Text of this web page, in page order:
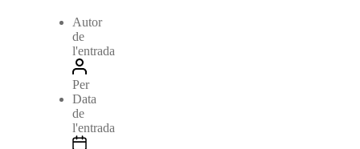
Autor
de
l'entrada
Per
Data
de
l'entrada